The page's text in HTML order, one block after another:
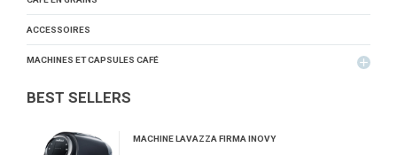
ACCESSOIRES
MACHINES ET CAPSULES CAFÉ add
BEST SELLERS
MACHINE LAVAZZA FIRMA INOVY